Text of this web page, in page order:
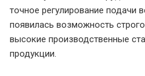
точное регулирование подачи
появилась возможность
высокие производственные
продукции.